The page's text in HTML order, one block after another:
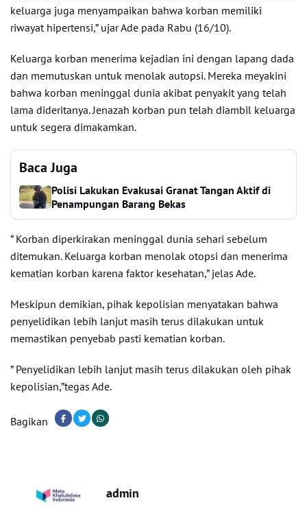
keluarga juga menyampaikan bahwa korban memiliki
riwayat hipertensi,” ujar Ade pada Rabu (16/10).
Keluarga korban menerima kejadian ini dengan lapang dada
dan memutuskan untuk menolak autopsi. Mereka meyakini
bahwa korban meninggal dunia akibat penyakit yang telah
lama dideritanya. Jenazah korban pun telah diambil keluarga
untuk segera dimakamkan.
Baca Juga
Polisi Lakukan Evakusai Granat Tangan Aktif di
Penampungan Barang Bekas
” Korban diperkirakan meninggal dunia sehari sebelum
ditemukan. Keluarga korban menolak otopsi dan menerima
kematian korban karena faktor kesehatan,” jelas Ade.
Meskipun demikian, pihak kepolisian menyatakan bahwa
penyelidikan lebih lanjut masih terus dilakukan untuk
memastikan penyebab pasti kematian korban.
” Penyelidikan lebih lanjut masih terus dilakukan oleh pihak
kepolisian,”tegas Ade.
Bagikan
admin